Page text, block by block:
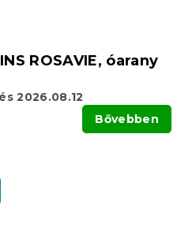
ROSAVIE, óarany
2026.08.12
Bővebben